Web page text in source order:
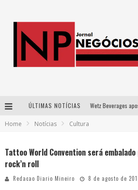
ÚLTIMAS NOTÍCIAS
Home Notícias Cultura
Tattoo World Convention será
rock’n roll
Redacao Diario Mineiro 8 de agosto de